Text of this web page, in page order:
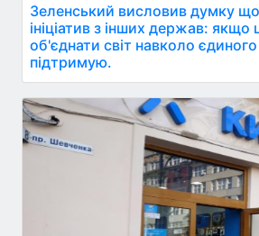
Зеленський висловив думку
ініціатив з інших держав:
об'єднати світ навколо
підтримую.